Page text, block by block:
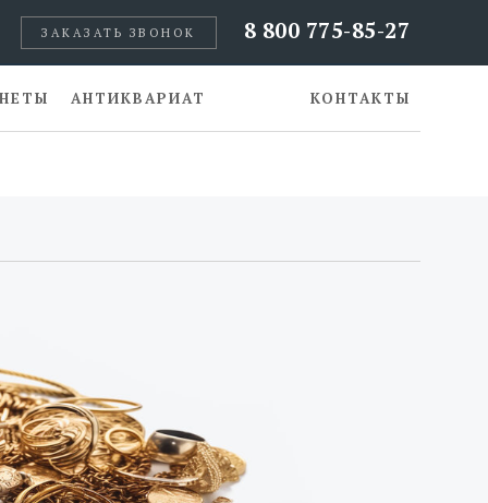
8 800 775-85-27
ЗАКАЗАТЬ ЗВОНОК
АНТИКВАРИАТ КОНТАКТЫ